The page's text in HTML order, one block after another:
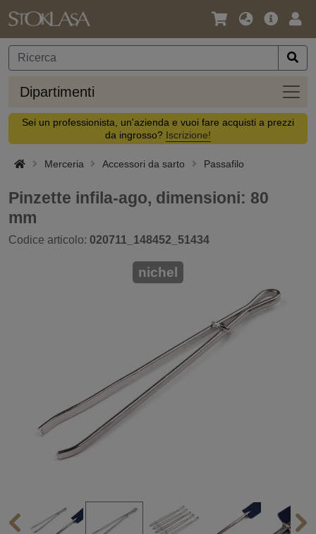
Lingua
Valuta
Offerta
Dipartimenti
Sei un professionista, un'azienda e vuoi fare acquisti a prezzi
da ingrosso? Iscrizione!
Merceria Accessori da sarto Passafilo
Pinzette infila-ago, dimensioni: 80
mm
Codice articolo: 020711_148452_51434
nichel